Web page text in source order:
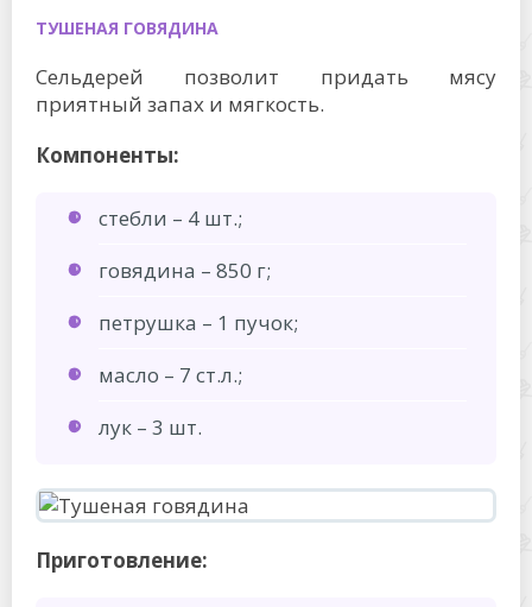
ТУШЕНАЯ ГОВЯДИНА
Сельдерей позволит придать мясу
приятный запах и мягкость.
Компоненты:
стебли – 4 шт.;
говядина – 850 г;
петрушка – 1 пучок;
масло – 7 ст.л.;
лук – 3 шт.
Приготовление: